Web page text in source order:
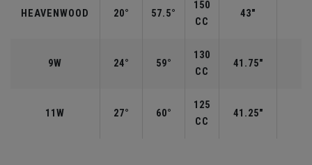
HEAVENWOOD 20° 57.5°
150
CC
43"
9W 24° 59°
130
CC
41.75"
11W 27° 60°
125
CC
41.25"